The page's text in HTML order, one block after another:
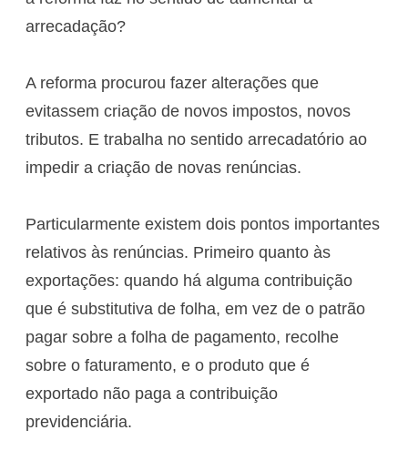
arrecadação?
A reforma procurou fazer alterações que
evitassem criação de novos impostos, novos
tributos. E trabalha no sentido arrecadatório ao
impedir a criação de novas renúncias.
Particularmente existem dois pontos importantes
relativos às renúncias. Primeiro quanto às
exportações: quando há alguma contribuição
que é substitutiva de folha, em vez de o patrão
pagar sobre a folha de pagamento, recolhe
sobre o faturamento, e o produto que é
exportado não paga a contribuição
previdenciária.